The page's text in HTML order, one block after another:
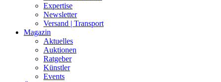
Expertise
Newsletter
Versand | Transport
Magazin
Aktuelles
Auktionen
Ratgeber
Künstler
Events